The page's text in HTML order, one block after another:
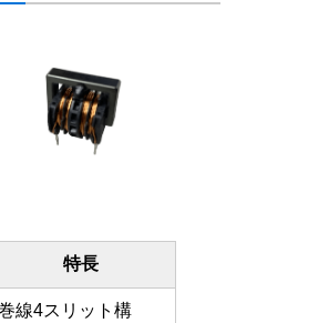
特長
線4スリット構